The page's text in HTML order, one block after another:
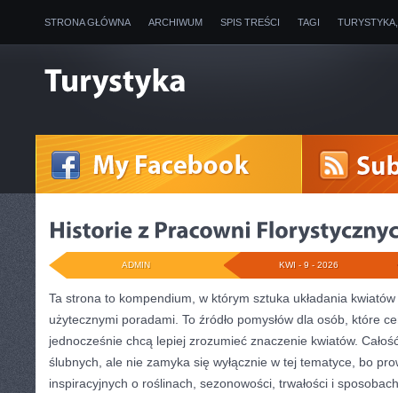
STRONA GŁÓWNA ARCHIWUM SPIS TREŚCI TAGI
KWI - 9 - 2026
ADMIN
Ta strona to kompendium, w którym sztuka układania
użytecznymi poradami. To źródło pomysłów dla osób, które
jednocześnie chcą lepiej zrozumieć znaczenie kwiatów.
ślubnych, ale nie zamyka się wyłącznie w tej tematyce, bo
inspiracyjnych o roślinach, sezonowości, trwałości i